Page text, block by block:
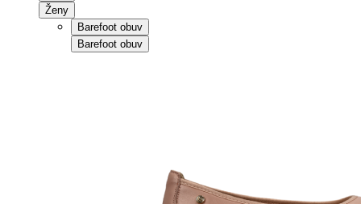
Ženy
Barefoot obuv
Barefoot obuv